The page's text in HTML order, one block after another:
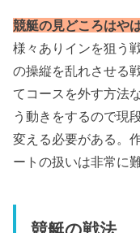
競艇の見どころはや
様々ありインを狙う
の操縦を乱れさせる
てコースを外す方法
う動きをするので現
変える必要がある。
ートの扱いは非常に